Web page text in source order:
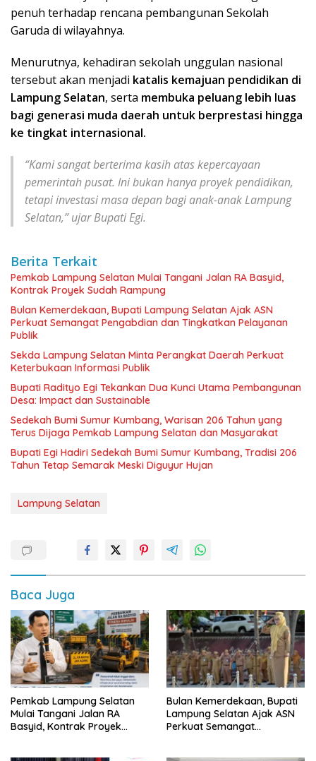
penuh terhadap rencana pembangunan Sekolah
Garuda di wilayahnya.
Menurutnya, kehadiran sekolah unggulan nasional
tersebut akan menjadi katalis kemajuan pendidikan di
Lampung Selatan, serta membuka peluang lebih luas
bagi generasi muda daerah untuk berprestasi hingga
ke tingkat internasional.
“Kami sangat berterima kasih atas kepercayaan
pemerintah pusat. Ini bukan hanya proyek pendidikan,
tetapi investasi masa depan bagi anak-anak Lampung
Selatan,” ujar Bupati Egi.
Berita Terkait
Pemkab Lampung Selatan Mulai Tangani Jalan RA Basyid,
Kontrak Proyek Sudah Rampung
Bulan Kemerdekaan, Bupati Lampung Selatan Ajak ASN
Perkuat Semangat Pengabdian dan Tingkatkan Pelayanan
Publik
Sekda Lampung Selatan Minta Perangkat Daerah Perkuat
Keterbukaan Informasi Publik
Bupati Radityo Egi Tekankan Dua Kunci Utama Pembangunan
Desa: Impact dan Sustainable
Sedekah Bumi Sumur Kumbang, Warisan 206 Tahun yang
Terus Dijaga Pemkab Lampung Selatan dan Masyarakat
Bupati Egi Hadiri Sedekah Bumi Sumur Kumbang, Tradisi 206
Tahun Tetap Semarak Meski Diguyur Hujan
Lampung Selatan
Baca Juga
Pemkab Lampung Selatan
Mulai Tangani Jalan RA
Basyid, Kontrak Proyek
Bulan Kemerdekaan, Bupati
Lampung Selatan Ajak ASN
Perkuat Semangat